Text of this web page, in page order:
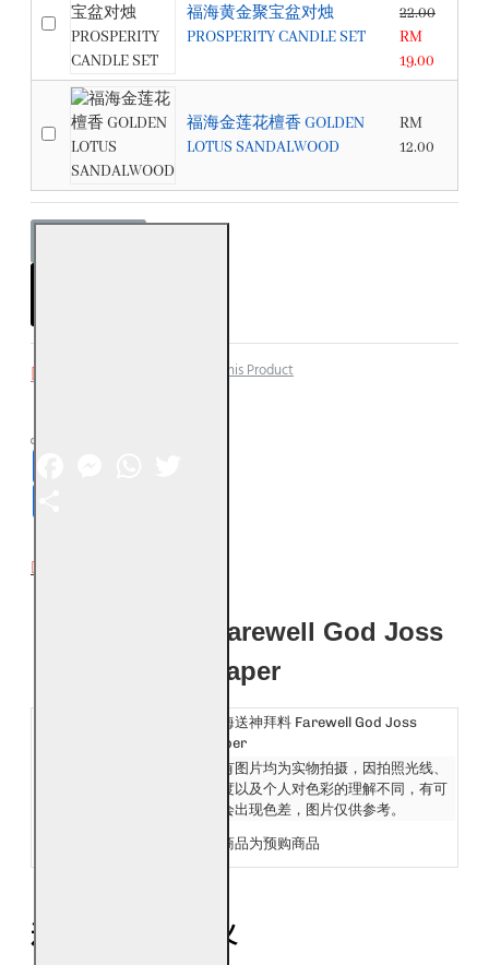
福海黄金聚宝盆对烛
PROSPERITY CANDLE SET
22.00
RM
19.00
福海金莲花檀香 GOLDEN
LOTUS SANDALWOOD
RM
12.00
Compare this Product
福海送神拜料 Farewell God Joss
Paper
福海送神拜料 Farewell God Joss
Paper
所有图片均为实物拍摄，因拍照光线、
角度以及个人对色彩的理解不同，有可
能会出现色差，图片仅供参考。
本商品为预购商品
送神拜料的民俗意义